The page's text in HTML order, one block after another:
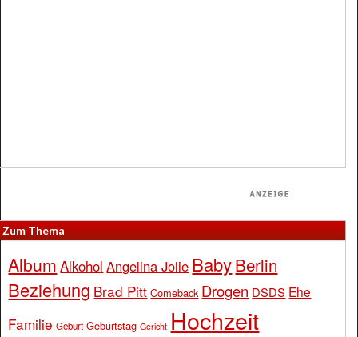
Zum Thema
Album Alkohol Angelina Jolie BabyBerlin
Beziehung Brad Pitt Comeback Drogen DSDS Ehe
Familie Geburt Geburtstag Gericht Hochzeit